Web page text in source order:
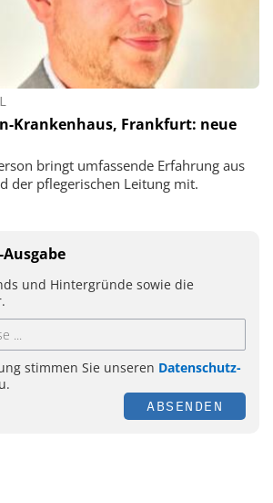
Krankenhaus, Frankfurt: neue
bringt umfassende Erfahrung aus
der pflegerischen Leitung mit.
und Hintergründe sowie die
stimmen Sie unseren Datenschutz-
ABSENDEN